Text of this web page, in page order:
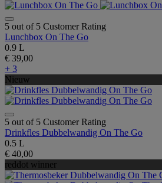
5 out of 5 Customer Rating
Lunchbox On The Go
0.9 L
€ 39,00
+ 3
Nieuw
5 out of 5 Customer Rating
Drinkfles Dubbelwandig On The Go
0.5 L
€ 40,00
reddot winner